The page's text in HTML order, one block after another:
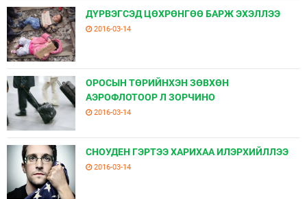
ДҮРВЭГСЭД ЦӨХРӨНГӨӨ БАРЖ ЭХЭЛЛЭЭ
2016-03-14
ОРОСЫН ТӨРИЙНХЭН ЗӨВХӨН
АЭРОФЛОТООР Л ЗОРЧИНО
2016-03-14
СНОУДЕН ГЭРТЭЭ ХАРИХАА ИЛЭРХИЙЛЛЭЭ
2016-03-14